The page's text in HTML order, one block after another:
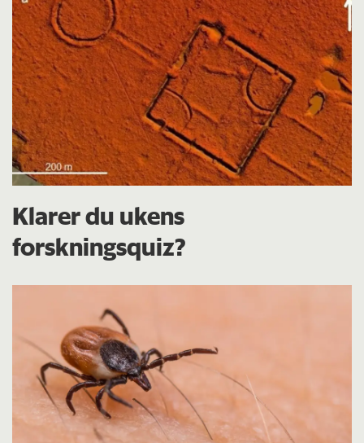
Klarer du ukens
forskningsquiz?